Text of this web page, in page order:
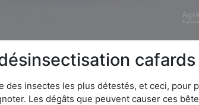
des insectes les plus détestés, et ceci, pour
Les dégâts que peuvent causer ces